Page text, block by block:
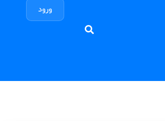
ورود